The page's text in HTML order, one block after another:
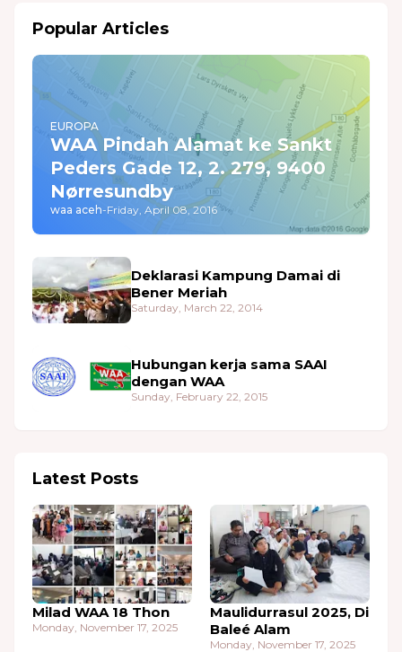
Popular Articles
EUROPA
WAA Pindah Alamat ke Sankt
Peders Gade 12, 2. 279, 9400
Nørresundby
waa aceh-Friday, April 08, 2016
Deklarasi Kampung Damai di
Bener Meriah
Saturday, March 22, 2014
Hubungan kerja sama SAAI
dengan WAA
Sunday, February 22, 2015
Latest Posts
Milad WAA 18 Thon
Monday, November 17, 2025
Maulidurrasul 2025, Di
Baleé Alam
Monday, November 17, 2025